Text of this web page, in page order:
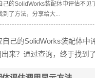
己的SolidWorks装配体中评估不
到了方法，分享给大...
己的SolidWorks装配体
来？通过查询，终于找到